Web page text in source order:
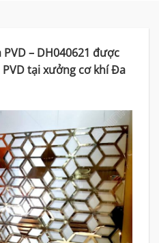
– DH040621 được
tại xưởng cơ khí Đa